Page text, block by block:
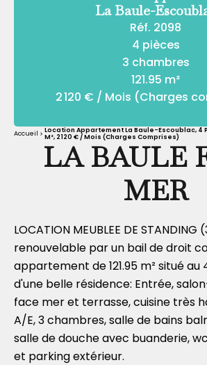
La Baule-
Réf. 2098
4 pièces
3 chambres
121.95 m²
2 120 € / Mois (Charges
Accueil
Location Appartement La Baule-Escoublac, 4
M², 2 120 € / Mois (Charges Comprises)
LA BAULE
MER
LOCATION MEUBLEE DE STANDING
renouvelable par un bail de droit
appartement de 121.95 m² situé
d'une belle résidence: Entrée,
face mer et terrasse, cuisine très
A/E, 3 chambres, salle de bains
salle de douche avec buanderie,
et parking extérieur.